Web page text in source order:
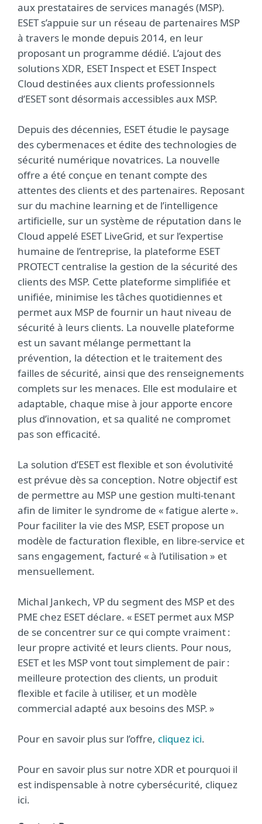
aux prestataires de services managés (MSP).
ESET s’appuie sur un réseau de partenaires MSP
à travers le monde depuis 2014, en leur
proposant un programme dédié. L’ajout des
solutions XDR, ESET Inspect et ESET Inspect
Cloud destinées aux clients professionnels
d’ESET sont désormais accessibles aux MSP.
Depuis des décennies, ESET étudie le paysage
des cybermenaces et édite des technologies de
sécurité numérique novatrices. La nouvelle
offre a été conçue en tenant compte des
attentes des clients et des partenaires. Reposant
sur du machine learning et de l’intelligence
artificielle, sur un système de réputation dans le
Cloud appelé ESET LiveGrid, et sur l’expertise
humaine de l’entreprise, la plateforme ESET
PROTECT centralise la gestion de la sécurité des
clients des MSP. Cette plateforme simplifiée et
unifiée, minimise les tâches quotidiennes et
permet aux MSP de fournir un haut niveau de
sécurité à leurs clients. La nouvelle plateforme
est un savant mélange permettant la
prévention, la détection et le traitement des
failles de sécurité, ainsi que des renseignements
complets sur les menaces. Elle est modulaire et
adaptable, chaque mise à jour apporte encore
plus d’innovation, et sa qualité ne compromet
pas son efficacité.
La solution d’ESET est flexible et son évolutivité
est prévue dès sa conception. Notre objectif est
de permettre au MSP une gestion multi-tenant
afin de limiter le syndrome de « fatigue alerte ».
Pour faciliter la vie des MSP, ESET propose un
modèle de facturation flexible, en libre-service et
sans engagement, facturé « à l’utilisation » et
mensuellement.
Michal Jankech, VP du segment des MSP et des
PME chez ESET déclare. « ESET permet aux MSP
de se concentrer sur ce qui compte vraiment :
leur propre activité et leurs clients. Pour nous,
ESET et les MSP vont tout simplement de pair :
meilleure protection des clients, un produit
flexible et facile à utiliser, et un modèle
commercial adapté aux besoins des MSP. »
Pour en savoir plus sur l’offre, cliquez ici.
Pour en savoir plus sur notre XDR et pourquoi il
est indispensable à notre cybersécurité, cliquez
ici.